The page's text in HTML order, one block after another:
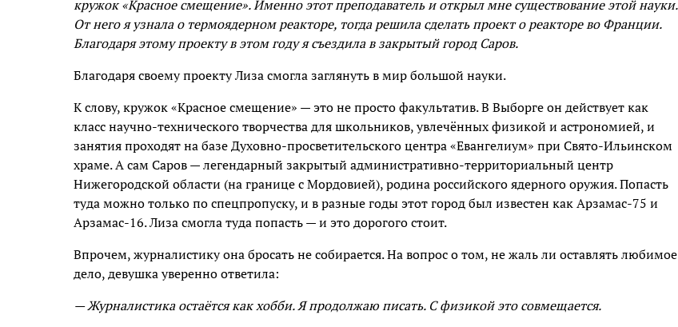
кружок «Красное смещение». Именно этот преподаватель и открыл мне существование этой науки.
От него я узнала о термоядерном реакторе, тогда решила сделать проект о реакторе во Франции.
Благодаря этому проекту в этом году я съездила в закрытый город Саров.
Благодаря своему проекту Лиза смогла заглянуть в мир большой науки.
К слову, кружок «Красное смещение» — это не просто факультатив. В Выборге он действует как
класс научно-технического творчества для школьников, увлечённых физикой и астрономией, и
занятия проходят на базе Духовно-просветительского центра «Евангелиум» при Свято-Ильинском
храме. А сам Саров — легендарный закрытый административно-территориальный центр
Нижегородской области (на границе с Мордовией), родина российского ядерного оружия. Попасть
туда можно только по спецпропуску, и в разные годы этот город был известен как Арзамас-75 и
Арзамас-16. Лиза смогла туда попасть — и это дорогого стоит.
Впрочем, журналистику она бросать не собирается. На вопрос о том, не жаль ли оставлять любимое
дело, девушка уверенно ответила:
— Журналистика остаётся как хобби. Я продолжаю писать. С физикой это совмещается.